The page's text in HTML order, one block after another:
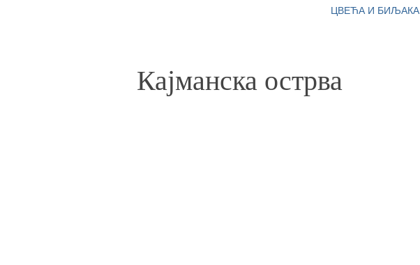
Кајманска острва
ЦВЕЋА И БИЉАКА